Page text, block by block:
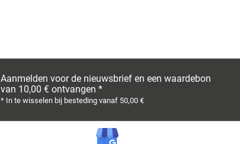
Aanmelden voor de nieuwsbrief en een waardebon
van 10,00 € ontvangen *
* In te wisselen bij besteding vanaf 50,00 €